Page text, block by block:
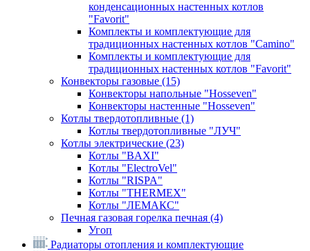
конденсационных настенных котлов
"Favorit"
Комплекты и комплектующие для
традиционных настенных котлов "Camino"
Комплекты и комплектующие для
традиционных настенных котлов "Favorit"
Конвекторы газовые (15)
Конвекторы напольные "Hosseven"
Конвекторы настенные "Hosseven"
Котлы твердотопливные (1)
Котлы твердотопливные "ЛУЧ"
Котлы электрические (23)
Котлы "BAXI"
Котлы "ElectroVel"
Котлы "RISPA"
Котлы "THERMEX"
Котлы "ЛЕМАКС"
Печная газовая горелка печная (4)
Угоп
Радиаторы отопления и комплектующие